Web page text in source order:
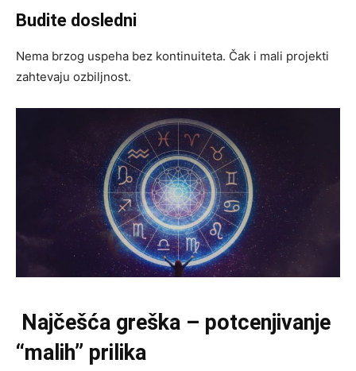
Budite dosledni
Nema brzog uspeha bez kontinuiteta. Čak i mali projekti
zahtevaju ozbiljnost.
Najčešća greška – potcenjivanje
“malih” prilika